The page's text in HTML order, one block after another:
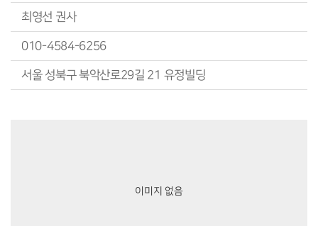
최영선 권사
010-4584-6256
서울 성북구 북악산로29길 21 유정빌딩
이미지 없음